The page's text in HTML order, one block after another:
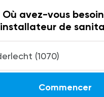
Où avez-vous
installateur de
Commencer